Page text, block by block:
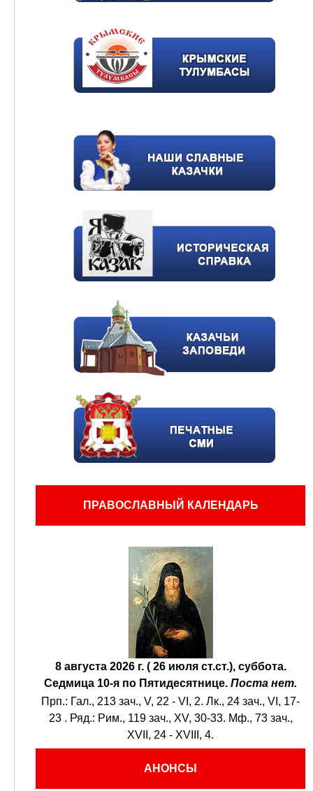
ПРАВОСЛАВНЫЙ КАЛЕНДАРЬ
8 августа 2026 г. ( 26 июля ст.ст.), суббота.
Седмица 10-я по Пятидесятнице. Поста нет.
Прп.: Гал., 213 зач., V, 22 - VI, 2. Лк., 24 зач., VI, 17-
23 . Ряд.: Рим., 119 зач., XV, 30-33. Мф., 73 зач.,
XVII, 24 - XVIII, 4.
АНОНСЫ